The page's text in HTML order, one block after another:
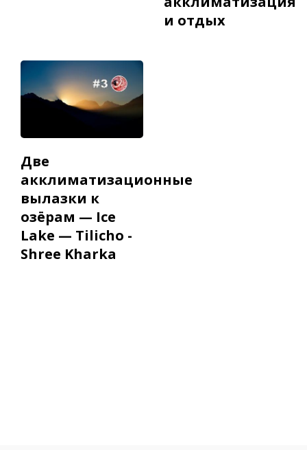
и отдых
Две
акклиматизационные
вылазки к
озёрам — Ice
Lake — Tilicho -
Shree Kharka